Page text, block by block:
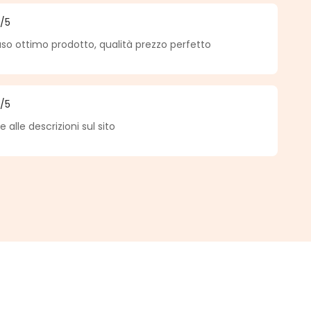
di 5 su 5 stelle
/5
ottimo prodotto, qualità prezzo perfetto
di 5 su 5 stelle
/5
alle descrizioni sul sito